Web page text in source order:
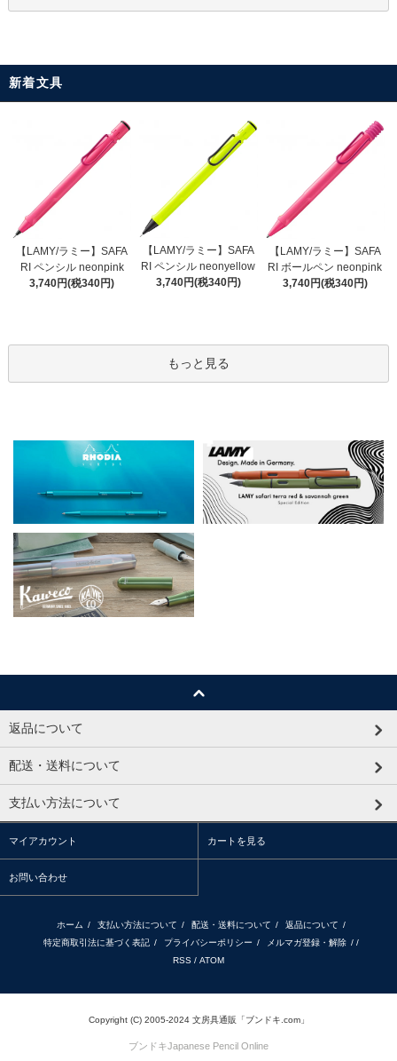
新着文具
【LAMY/ラミー】SAFA
RI ペンシル neonpink
3,740円(税340円)
【LAMY/ラミー】SAFA
RI ペンシル neonyellow
3,740円(税340円)
【LAMY/ラミー】SAFA
RI ボールペン neonpink
3,740円(税340円)
もっと見る
返品について
配送・送料について
支払い方法について
マイアカウント カートを見る
お問い合わせ
ホーム / 支払い方法について / 配送・送料について / 返品について /
特定商取引法に基づく表記 / プライバシーポリシー / メルマガ登録・解除 / /
RSS / ATOM
Copyright (C) 2005-2024 文房具通販「ブンドキ.com」
ブンドキJapanese Pencil Online